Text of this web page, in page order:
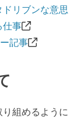
リブンな意思
仕事
記事
組めるように